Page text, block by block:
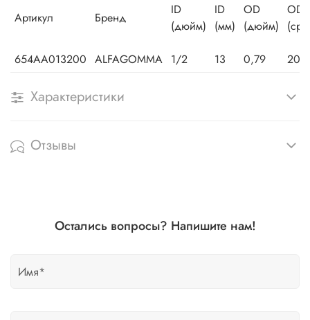
Артикул Бренд
ID
(дюйм)
ID
(мм)
OD
(дюйм)
OD
654AA013200 ALFAGOMMA 1/2 13 0,79 20
Характеристики
Отзывы
Остались вопросы? Напишите нам!